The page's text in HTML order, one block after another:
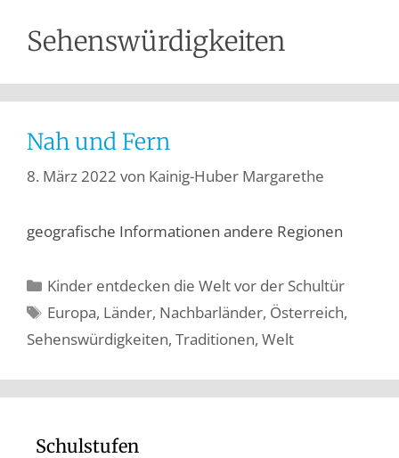
Sehenswürdigkeiten
Nah und Fern
8. März 2022 von Kainig-Huber Margarethe
geografische Informationen andere Regionen
Kinder entdecken die Welt vor der Schultür
Europa, Länder, Nachbarländer, Österreich,
Sehenswürdigkeiten, Traditionen, Welt
Schulstufen